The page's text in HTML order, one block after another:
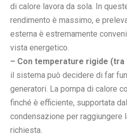
di calore lavora da sola. In
rendimento è massimo, e
esterna è estremamente
vista energetico.
– Con temperature rigide (tra
il sistema può decidere di far
generatori. La pompa di calore
finché è efficiente, supportata
condensazione per raggiungere
richiesta.